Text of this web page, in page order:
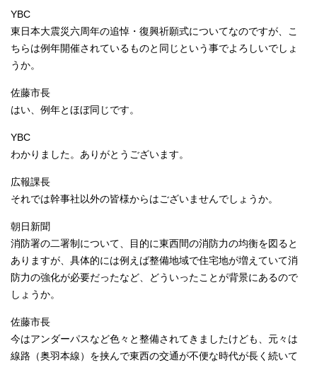
YBC
東日本大震災六周年の追悼・復興祈願式についてなのですが、こ
ちらは例年開催されているものと同じという事でよろしいでしょ
うか。
佐藤市長
はい、例年とほぼ同じです。
YBC
わかりました。ありがとうございます。
広報課長
それでは幹事社以外の皆様からはございませんでしょうか。
朝日新聞
消防署の二署制について、目的に東西間の消防力の均衡を図ると
ありますが、具体的には例えば整備地域で住宅地が増えていて消
防力の強化が必要だったなど、どういったことが背景にあるので
しょうか。
佐藤市長
今はアンダーパスなど色々と整備されてきましたけども、元々は
線路（奥羽本線）を挟んで東西の交通が不便な時代が長く続いて